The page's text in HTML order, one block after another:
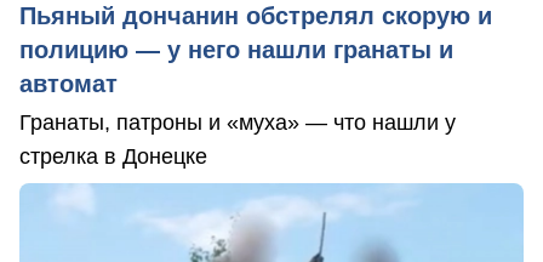
Пьяный дончанин обстрелял скорую и
полицию — у него нашли гранаты и
автомат
Гранаты, патроны и «муха» — что нашли у
стрелка в Донецке